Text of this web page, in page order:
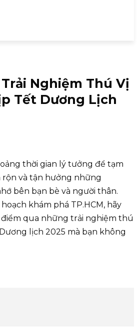
Nghiệm Thú Vị
Tết Dương Lịch
thời gian lý tưởng để tạm
rộn và tận hưởng những
bên bạn bè và người thân.
khám phá TP.HCM, hãy
điểm qua những trải nghiệm thú
lịch 2025 mà bạn không